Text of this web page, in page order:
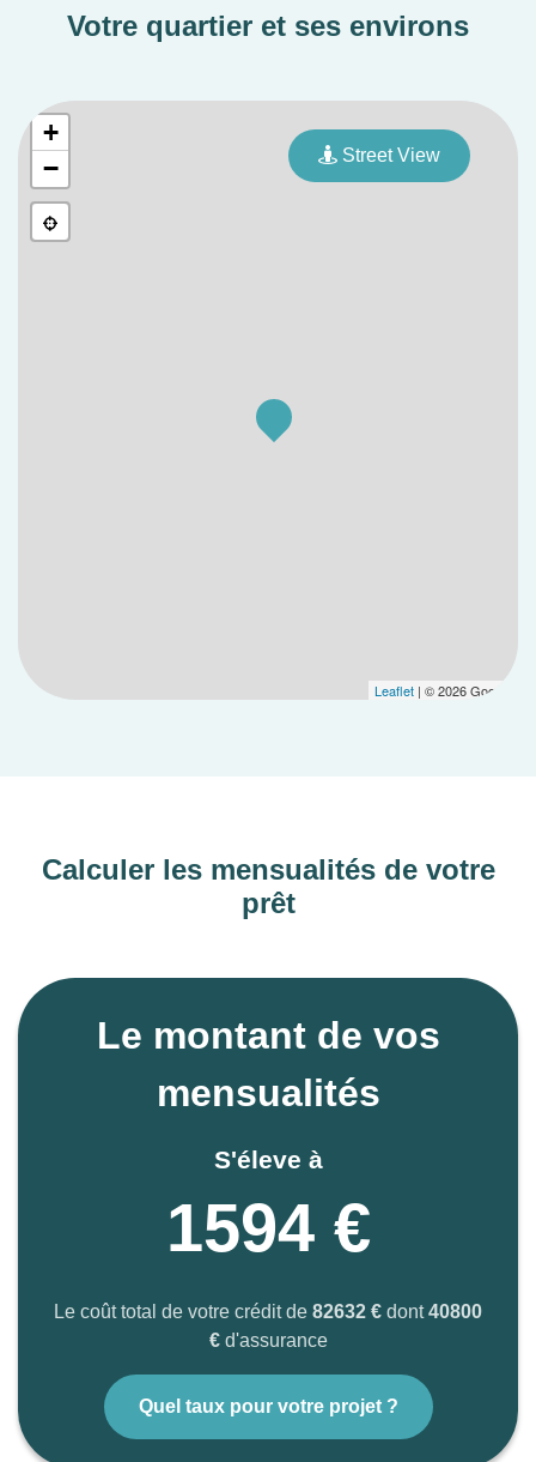
Votre quartier et ses environs
+
−
Leaflet | © 2026 Google
Street View
Calculer les mensualités de votre
prêt
Le montant de vos
mensualités
S'éleve à
1594 €
Le coût total de votre crédit de 82632 € dont40800
€d'assurance
Quel taux pour votre projet ?